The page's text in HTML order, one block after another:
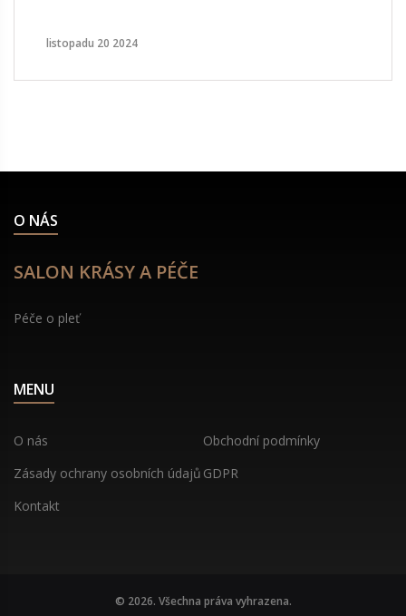
po zlepšení nálady. Porozumění jednotlivým
listopadu 20 2024
O NÁS
SALON KRÁSY A PÉČE
Péče o pleť
MENU
O nás
Obchodní podmínky
Zásady ochrany osobních údajů GDPR
Kontakt
© 2026. Všechna práva vyhrazena.